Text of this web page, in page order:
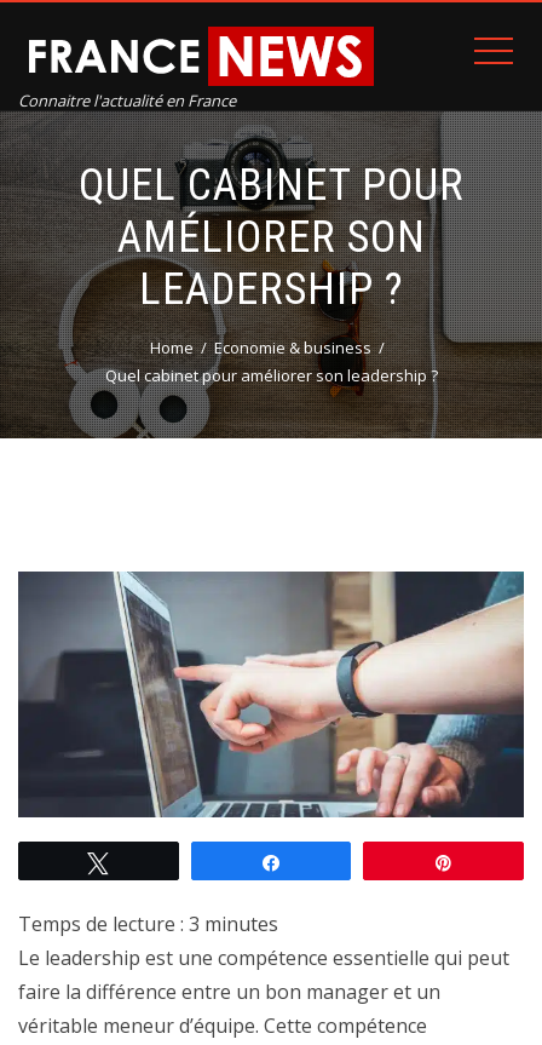
Connaitre l'actualité en France
QUEL CABINET POUR
AMÉLIORER SON
LEADERSHIP ?
Home
Economie & business
Quel cabinet pour améliorer son leadership ?
Temps de lecture : 3 minutes
Le leadership est une compétence essentielle qui peut
faire la différence entre un bon manager et un
véritable meneur d’équipe. Cette compétence